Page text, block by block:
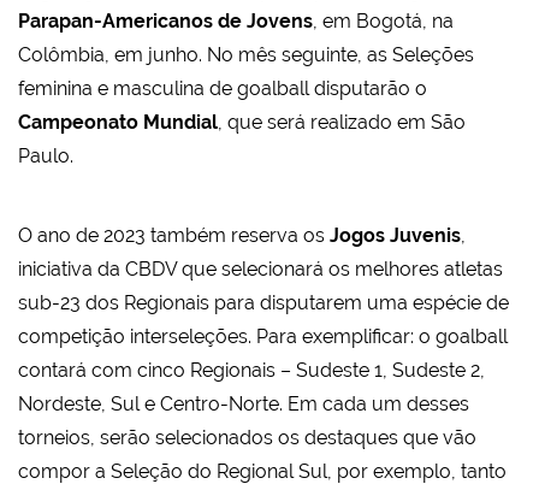
Parapan-Americanos de Jovens , em Bogotá, na
Colômbia, em junho. No mês seguinte, as Seleções
feminina e masculina de goalball disputarão o
Campeonato Mundial , que será realizado em São
Paulo.
O ano de 2023 também reserva os Jogos Juvenis
iniciativa da CBDV que selecionará os melhores atletas
sub-23 dos Regionais para disputarem uma espécie de
competição interseleções. Para exemplificar: o goalball
contará com cinco Regionais – Sudeste 1, Sudeste 2,
Nordeste, Sul e Centro-Norte. Em cada um desses
torneios, serão selecionados os destaques que vão
compor a Seleção do Regional Sul, por exemplo, tanto